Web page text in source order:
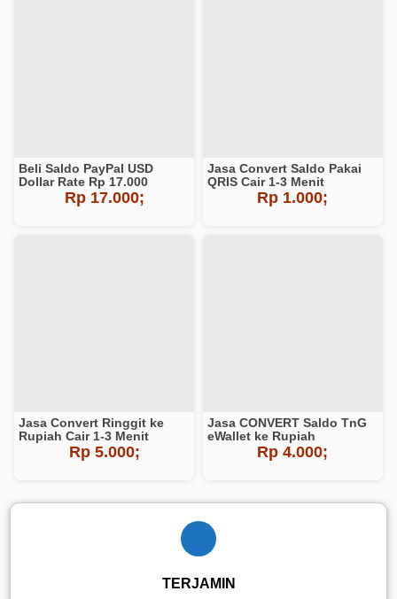
Beli Saldo PayPal USD
Dollar Rate Rp 17.000
Rp 17.000;
Jasa Convert Saldo Pakai
QRIS Cair 1-3 Menit
Rp 1.000;
Jasa Convert Ringgit ke
Rupiah Cair 1-3 Menit
Rp 5.000;
Jasa CONVERT Saldo TnG
eWallet ke Rupiah
Rp 4.000;
TERJAMIN